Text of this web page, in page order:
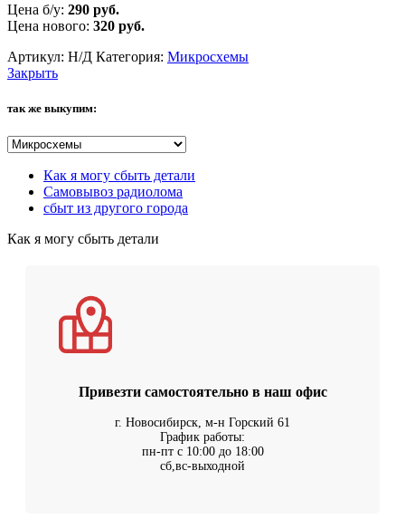
Цена б/у: 290 руб.
Цена нового: 320 руб.
Артикул: Н/Д Категория: Микросхемы
Закрыть
так же выкупим:
Как я могу сбыть детали
Самовывоз радиолома
сбыт из другого города
Как я могу сбыть детали
Привезти самостоятельно в наш офис
г. Новосибирск, м-н Горский 61
График работы:
пн-пт с 10:00 до 18:00
сб,вс-выходной